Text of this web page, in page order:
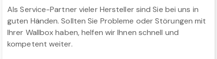
Als Service-Partner vieler Hersteller sind Sie bei uns in
guten Händen. Sollten Sie Probleme oder Störungen mit
Ihrer Wallbox haben, helfen wir Ihnen schnell und
kompetent weiter.